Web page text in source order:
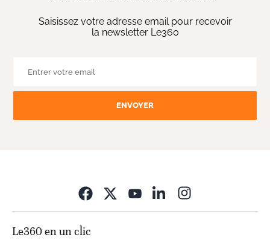
Saisissez votre adresse email pour recevoir
la newsletter Le360
ENVOYER
Le360 en un clic